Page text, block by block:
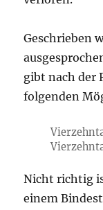
Geschrieben
gibt nach der
folgenden
Nicht richtig
einem